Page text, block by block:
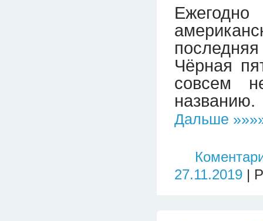
Чёрная
совсем
Дальше
27.11.2019 |